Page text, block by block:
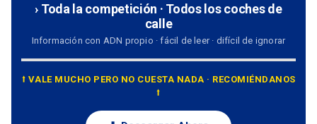
› Toda la competición · Todos los coches de
calle
Información con ADN propio · fácil de leer · difícil de ignorar
⭡ VALE MUCHO PERO NO CUESTA NADA · RECOMIÉNDANOS
⭡